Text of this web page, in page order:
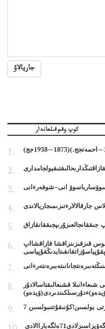
جاريالاۋ
كوپ وقىوقىلعاندار
انى–شوفەرءانى
جارقالالارءتىزىمىجاريالاندى
قىزقىزىنزاقشا قازاقشااپ
شىعاءانىلا قشىعالىقتاسالادۇر